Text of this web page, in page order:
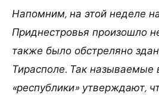
Напомним, на этой неделе
Приднестровья произошло
также было обстреляно
Тирасполе. Так называемые
«республики» утверждают,